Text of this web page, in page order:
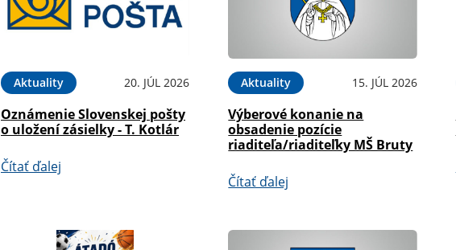
Aktuality 20. JÚL 2026
Oznámenie Slovenskej pošty
o uložení zásielky - T. Kotlár
Čítať ďalej
Aktuality 15. JÚL 2026
Výberové konanie na
obsadenie pozície
riaditeľa/riaditeľky MŠ Bruty
Čítať ďalej